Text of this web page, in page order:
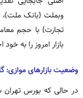
وبملت (بانک ملت)،
تجارت) با حجم
بازار امروز را به
وضعیت بازارهای موازی:
در حالی که بورس تهران